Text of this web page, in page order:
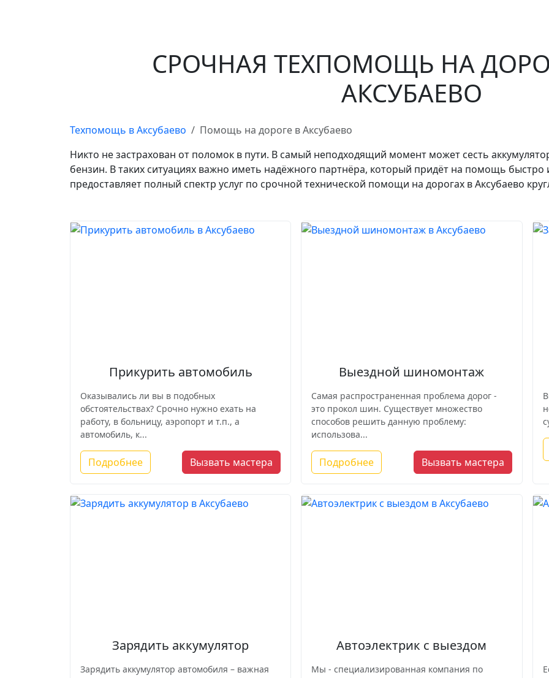
СРОЧНАЯ ТЕХПОМОЩЬ НА
АКСУБАЕВО
Техпомощь в Аксубаево
Помощь на дороге в Аксубаево
Никто не застрахован от поломок в пути. В самый неподходящий момент может сесть
бензин. В таких ситуациях важно иметь надёжного партнёра, который придёт на помощь
предоставляет полный спектр услуг по срочной технической помощи на дорогах в Аксубаево
Прикурить автомобиль
Оказывались ли вы в подобных
обстоятельствах? Срочно нужно ехать на
работу, в больницу, аэропорт и т.п., а
автомобиль, к...
Подробнее Вызвать мастера
Выездной шиномонтаж
Самая распространенная проблема дорог -
это прокол шин. Существует множество
способов решить данную проблему:
использова...
Подробнее Вызвать мастера
Зарядить аккумулятор
Зарядить аккумулятор автомобиля – важная
Автоэлектрик с выездом
Мы - специализированная компания по